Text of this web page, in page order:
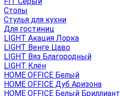
Столы
Стулья для кухни
Для гостиниц
LIGHT Акация Лорка
LIGHT Венге Цаво
LIGHT Вяз Благородный
LIGHT Клён
HOME OFFICE Белый
HOME OFFICE Дуб Аризона
HOME OFFICE Белый Бриллиант